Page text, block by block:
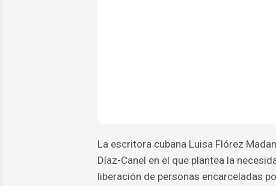
La escritora cubana Luisa Flórez
Díaz-Canel en el que plantea la
liberación de personas encarceladas